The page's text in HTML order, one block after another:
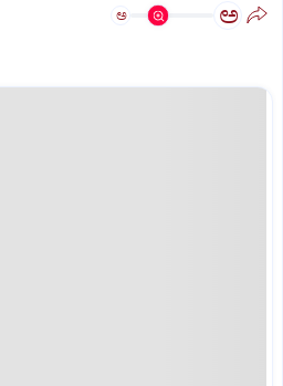
ಅ ಅ